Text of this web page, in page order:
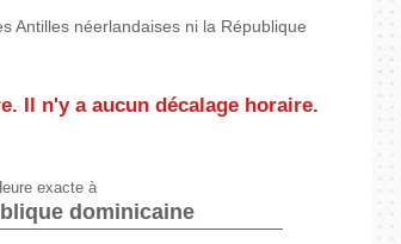
Antilles néerlandaises ni la République
. Il n'y a aucun décalage horaire.
exacte à
dominicaine